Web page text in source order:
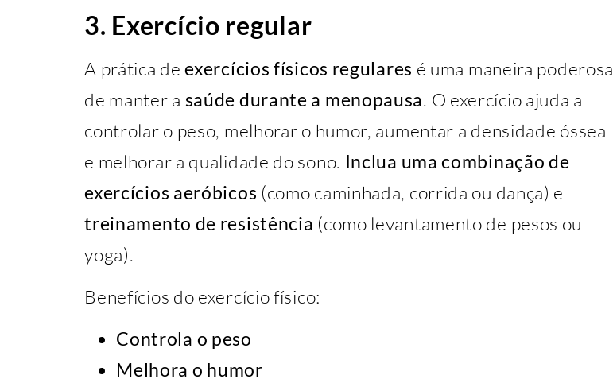
3. Exercício regular
A prática deexercícios físicos regulares é uma maneira poderosa
de manter a saúde durante a menopausa . O exercício ajuda a
controlar o peso, melhorar o humor, aumentar a densidade óssea
e melhorar a qualidade do sono. Inclua uma combinação de
exercícios aeróbicos (como caminhada, corrida ou dança) e
treinamento de resistência (como levantamento de pesos ou
yoga).
Benefícios do exercício físico:
Controla o peso
Melhora o humor